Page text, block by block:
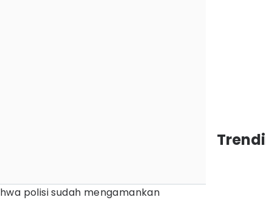
polisi sudah mengamankan